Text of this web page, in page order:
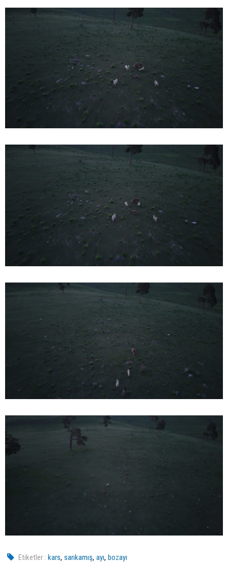
Etiketler : kars,sarıkamış,ayı,bozayı